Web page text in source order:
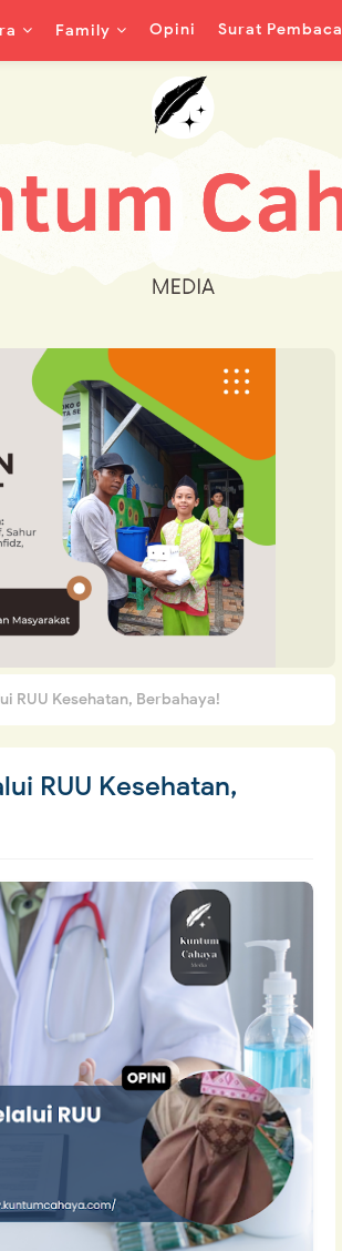
Family Opini Surat Pembaca
RUU Kesehatan, Berbahaya!
RUU Kesehatan,